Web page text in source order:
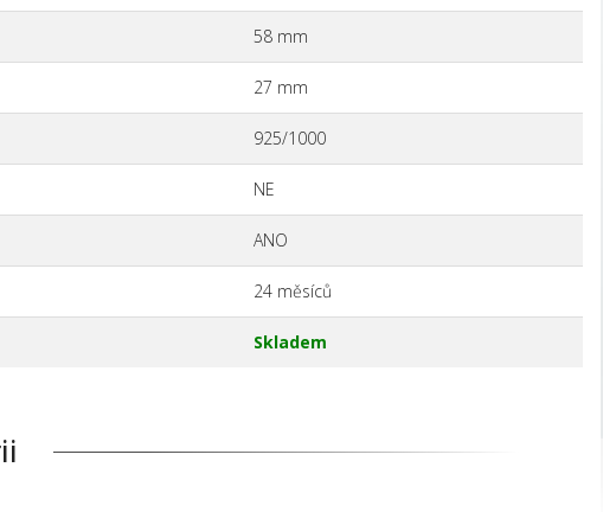
58 mm
27 mm
925/1000
NE
ANO
24 měsíců
Skladem